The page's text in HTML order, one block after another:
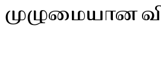
முழுமையான